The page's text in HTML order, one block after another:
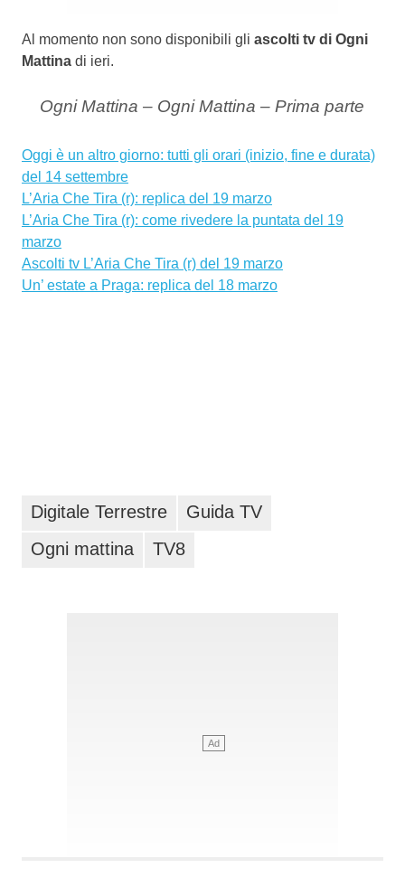
Al momento non sono disponibili gli ascolti tv di Ogni
Mattina di ieri.
Ogni Mattina – Ogni Mattina – Prima parte
Oggi è un altro giorno: tutti gli orari (inizio, fine e durata)
del 14 settembre
L’Aria Che Tira (r): replica del 19 marzo
L’Aria Che Tira (r): come rivedere la puntata del 19
marzo
Ascolti tv L’Aria Che Tira (r) del 19 marzo
Un’ estate a Praga: replica del 18 marzo
Digitale Terrestre
Guida TV
Ogni mattina
TV8